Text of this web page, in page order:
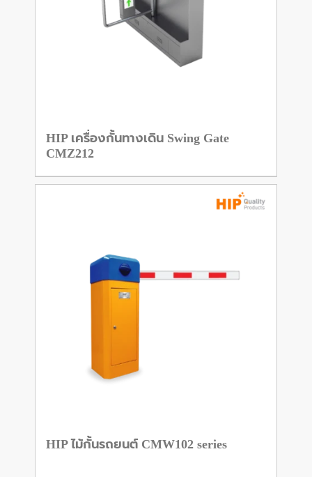
HIP เครื่องกั้นทางเดิน Swing Gate
CMZ212
HIP ไม้กั้นรถยนต์ CMW102 series